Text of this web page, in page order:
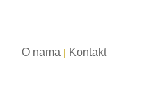
O nama | Kontakt